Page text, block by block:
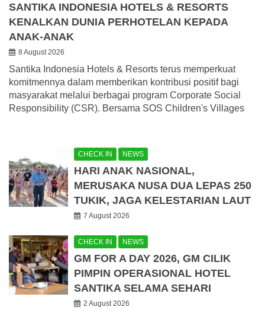
SANTIKA INDONESIA HOTELS & RESORTS
KENALKAN DUNIA PERHOTELAN KEPADA
ANAK-ANAK
8 August 2026
Santika Indonesia Hotels & Resorts terus memperkuat
komitmennya dalam memberikan kontribusi positif bagi
masyarakat melalui berbagai program Corporate Social
Responsibility (CSR). Bersama SOS Children's Villages
CHECK IN NEWS
HARI ANAK NASIONAL,
MERUSAKA NUSA DUA LEPAS 250
TUKIK, JAGA KELESTARIAN LAUT
7 August 2026
CHECK IN NEWS
GM FOR A DAY 2026, GM CILIK
PIMPIN OPERASIONAL HOTEL
SANTIKA SELAMA SEHARI
2 August 2026